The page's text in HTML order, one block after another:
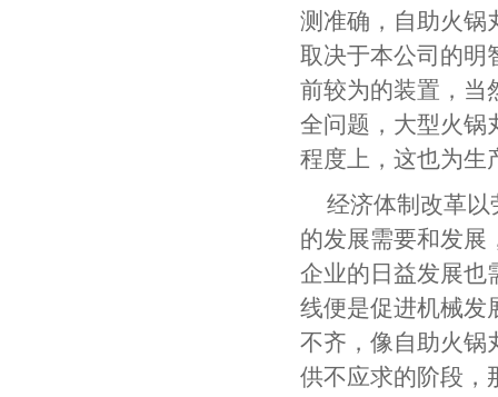
测准确，自助火锅
取决于本公司的明
前较为的装置，当
全问题，大型火锅
程度上，这也为生
经济体制改革
的发展需要和发展
企业的日益发展也
线便是促进机械发
不齐，像自助火锅
供不应求的阶段，